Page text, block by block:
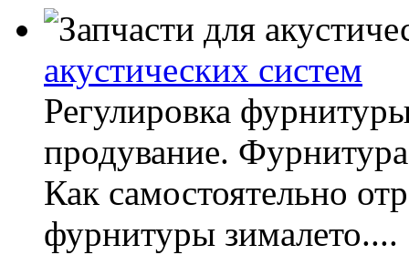
акустических систем
Регулировка
продувание.
Как самостоятельно
фурнитуры зималето....